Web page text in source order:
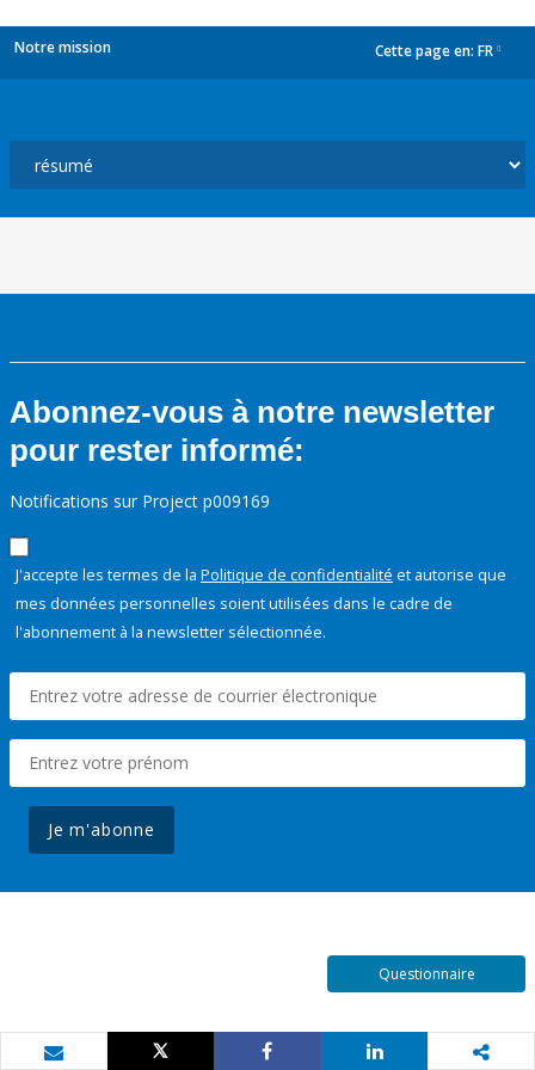
Notre mission Cette page en: FR
Abonnez-vous à notre newsletter
pour rester informé:
Notifications sur Project p009169
J'accepte les termes de la Politique de confidentialité et autorise que
mes données personnelles soient utilisées dans le cadre de
l'abonnement à la newsletter sélectionnée.
Je m'abonne
Questionnaire